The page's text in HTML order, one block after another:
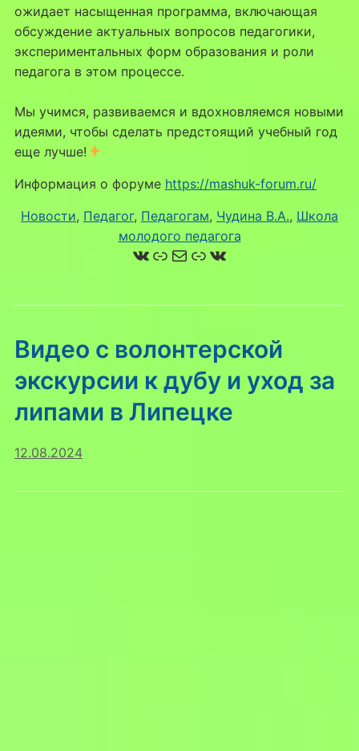
ожидает насыщенная программа, включающая
обсуждение актуальных вопросов педагогики,
экспериментальных форм образования и роли
педагога в этом процессе.
Мы учимся, развиваемся и вдохновляемся новыми
идеями, чтобы сделать предстоящий учебный год
еще лучше!
Информация о форуме https://mashuk-forum.ru/
Новости, Педагог, Педагогам, Чудина В.А., Школа
молодого педагога
ВКонтакте
Ссылка
Почта
Ссылка
ВКонтакте
Видео с волонтерской
экскурсии к дубу и уход за
липами в Липецке
12.08.2024